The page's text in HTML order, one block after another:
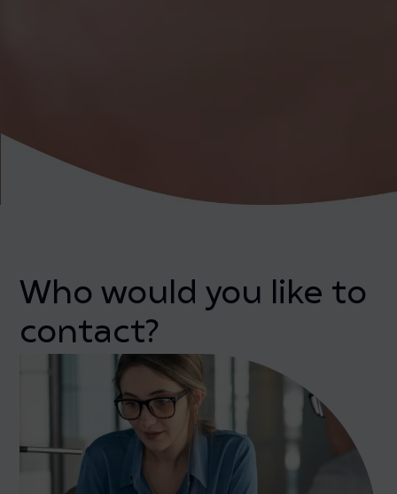
Who would you like to
contact?
Contact your local Product Engineer to schedule